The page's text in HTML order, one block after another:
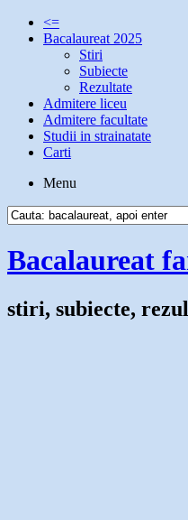
<=
Bacalaureat 2025
Stiri
Subiecte
Rezultate
Admitere liceu
Admitere facultate
Studii in strainatate
Carti
Menu
Bacalaureat
stiri, subiecte,